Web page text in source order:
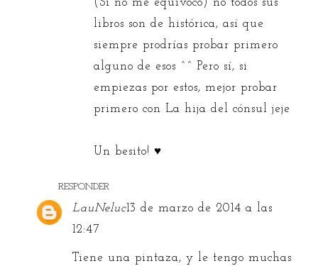
(Si no me equivoco) no todos sus
libros son de histórica, así que
siempre prodrías probar primero
alguno de esos ^^ Pero sí, si
empiezas por estos, mejor probar
primero con La hija del cónsul jeje
Un besito! ♥
RESPONDER
LauNeluc13 de marzo de 2014 a las
12:47
Tiene una pintaza, y le tengo muchas